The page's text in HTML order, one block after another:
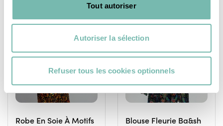
Tout autoriser
Autoriser la sélection
Refuser tous les cookies optionnels
Robe En Soie À Motifs
Blouse Fleurie Ba&sh